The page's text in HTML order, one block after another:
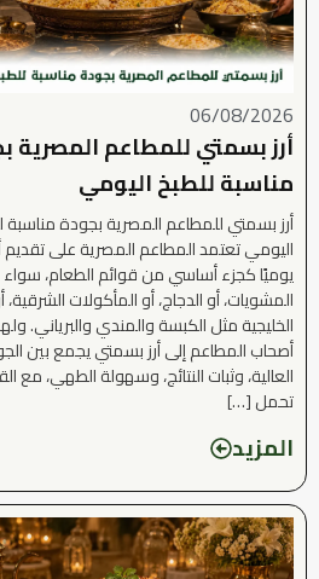
06/08/2026
أرز بسمتي للمطاعم المصرية
مناسبة للطبخ اليومي
أرز بسمتي للمطاعم المصرية بجودة مناسبة
اليومي تعتمد المطاعم المصرية على تقديم
يوميًا كجزء أساسي من قوائم الطعام،
المشويات، أو الدجاج، أو المأكولات الشرقية،
الخليجية مثل الكبسة والمندي والبرياني.
أصحاب المطاعم إلى أرز بسمتي يجمع بين
العالية، وثبات النتائج، وسهولة الطهي، مع
تحمل […]
المزيد